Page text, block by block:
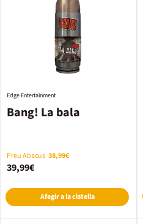
Bang! La bala
Edge Entertainment
Preu Abacus 38,99€
39,99€
Afegir a la cistella